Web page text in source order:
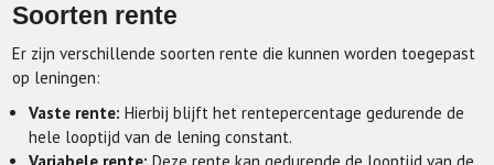
Soorten rente
Er zijn verschillende soorten rente die kunnen worden toegepast
op leningen:
Vaste rente: Hierbij blijft het rentepercentage gedurende de
hele looptijd van de lening constant.